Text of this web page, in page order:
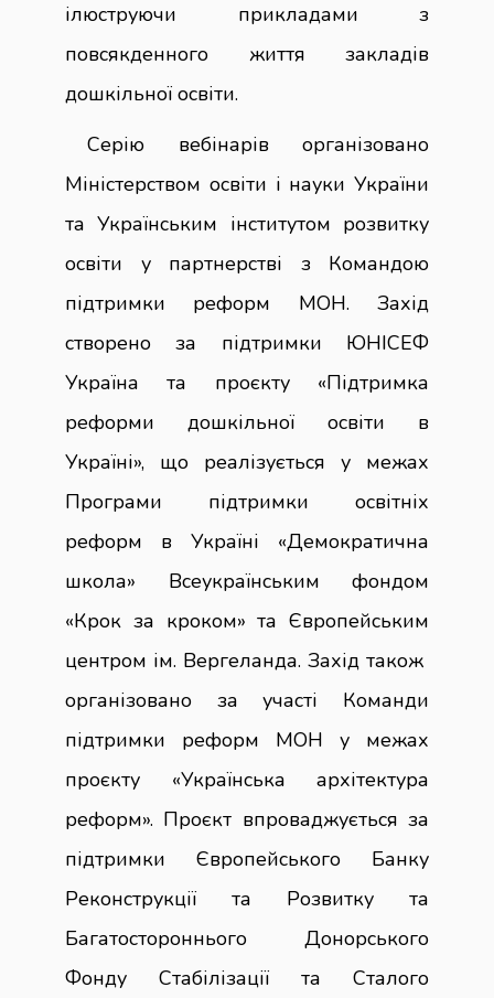
ілюструючи прикладами з
повсякденного життя закладів
дошкільної освіти.
Серію вебінаріворганізовано
Міністерством освіти і науки України
та Українським інститутом розвитку
освіти у партнерстві з Командою
підтримки реформ МОН. Захід
створено за підтримки ЮНІСЕФ
Україна та проєкту «Підтримка
реформи дошкільної освіти в
Україні», що реалізується у межах
Програми підтримки освітніх
реформ в Україні «Демократична
школа» Всеукраїнським фондом
«Крок за кроком» та Європейським
центром ім. Вергеланда. Захід також
організовано за участі Команди
підтримки реформ МОН у межах
проєкту «Українська архітектура
реформ». Проєкт впроваджується за
підтримки Європейського Банку
Реконструкції та Розвитку та
Багатостороннього Донорського
Фонду Стабілізації та Сталого